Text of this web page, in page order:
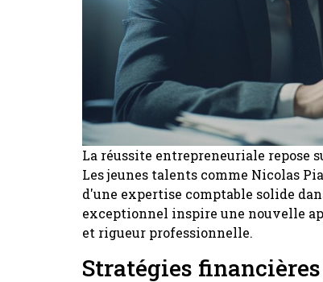
La réussite entrepreneuriale repose
Les jeunes talents comme Nicolas
d'une expertise comptable solide
exceptionnel inspire une nouvelle
et rigueur professionnelle.
Stratégies